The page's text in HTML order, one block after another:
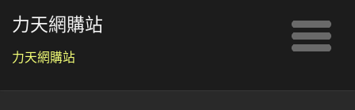
力天網購站
力天網購站